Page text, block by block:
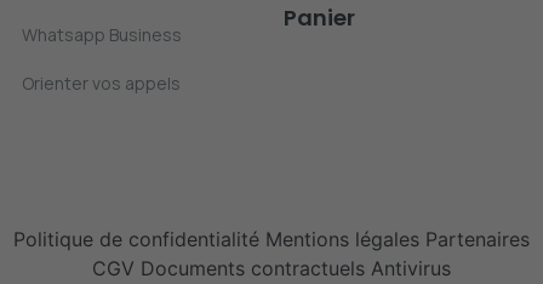
Whatsapp Business
Orienter vos appels
Panier
Politique de confidentialité Mentions légales Partenaires
CGV Documents contractuels Antivirus